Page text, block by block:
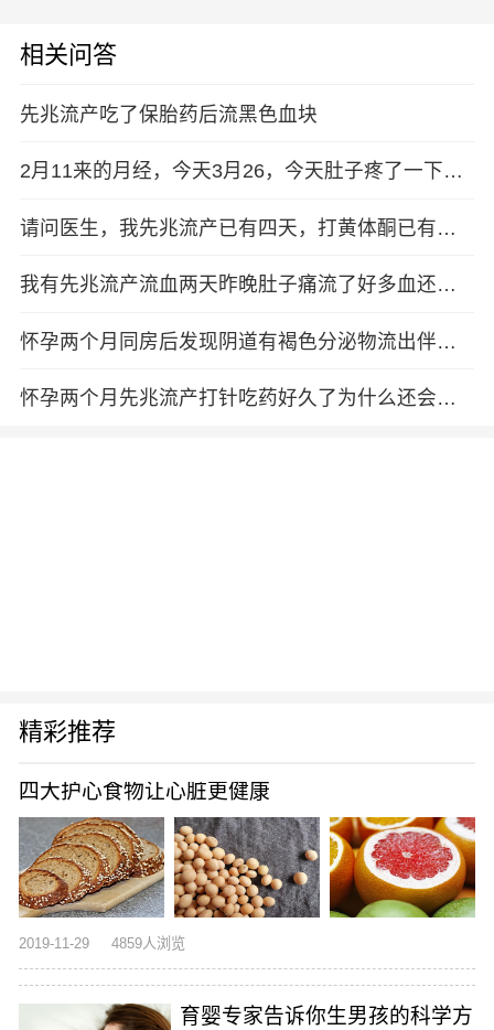
相关问答
先兆流产吃了保胎药后流黑色血块
2月11来的月经，今天3月26，今天肚子疼了一下然
一次医...
请问医生，我先兆流产已有四天，打黄体酮已有三
大小的血块
我有先兆流产流血两天昨晚肚子痛流了好多血还有
怀孕两个月同房后发现阴道有褐色分泌物流出伴有
怀孕两个月先兆流产打针吃药好久了为什么还会出
精彩推荐
四大护心食物让心脏更健康
2019-11-29 4859人浏览
育婴专家告诉你生男孩的科学方